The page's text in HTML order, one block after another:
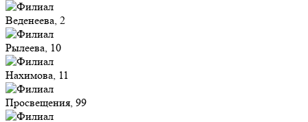
Веденеева, 2
Рылеева, 10
Нахимова, 11
Просвещения, 99